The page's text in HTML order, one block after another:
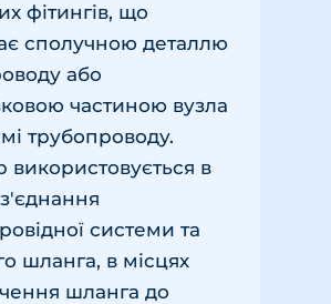
фітингів, що
сполучною деталлю
або
частиною вузла
трубопроводу.
використовується в
системи та
шланга, в місцях
шланга до